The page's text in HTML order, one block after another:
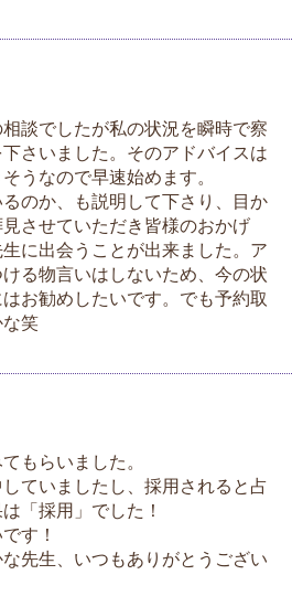
談でしたが私の状況を瞬時で察
さいました。そのアドバイスは
うなので早速始めます。
のか、も説明して下さり、目か
させていただき皆様のおかげ
に出会うことが出来ました。ア
る物言いはしないため、今の状
お勧めしたいです。でも予約取
笑
もらいました。
ていましたし、採用されると占
「採用」でした！
す！
先生、いつもありがとうござい